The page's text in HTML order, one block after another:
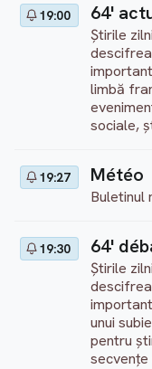
19:00 64'
Știrile
limbă
sociale,
sociale,
19:27 Météo
Buletinul
19:30 64'
Știrile
unui
pentru
secvențe